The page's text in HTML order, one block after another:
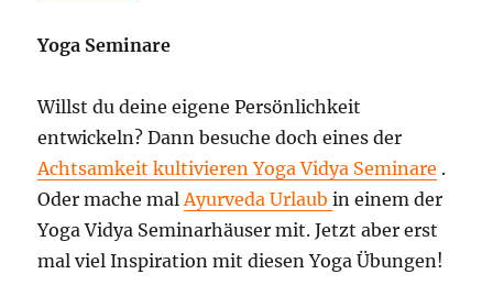
Yoga Seminare
Willst du deine eigene Persönlichkeit
entwickeln? Dann besuche doch eines der
Achtsamkeit kultivieren Yoga Vidya Seminare .
Oder mache mal Ayurveda Urlaubin einem der
Yoga Vidya Seminarhäuser mit. Jetzt aber erst
mal viel Inspiration mit diesen Yoga Übungen!